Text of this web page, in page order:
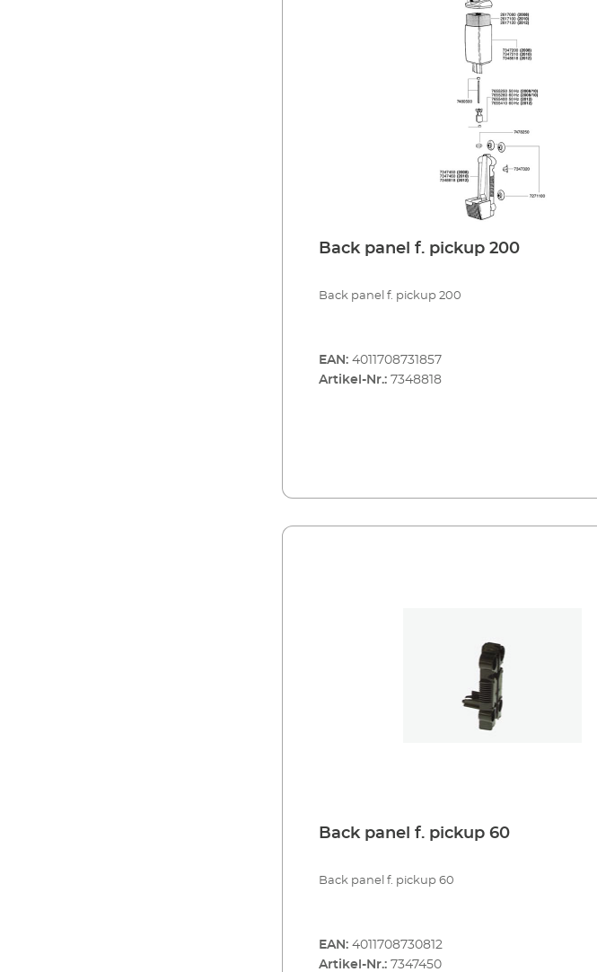
Back panel f. pickup 200
Back panel f. pickup 200
EAN: 4011708731857
Artikel-Nr.: 7348818
Back panel f. pickup 60
Back panel f. pickup 60
EAN: 4011708730812
Artikel-Nr.: 7347450